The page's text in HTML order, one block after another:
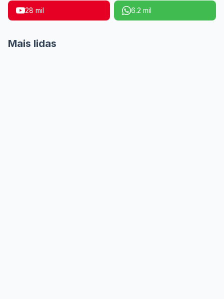
28 mil 6.2 mil
Mais lidas